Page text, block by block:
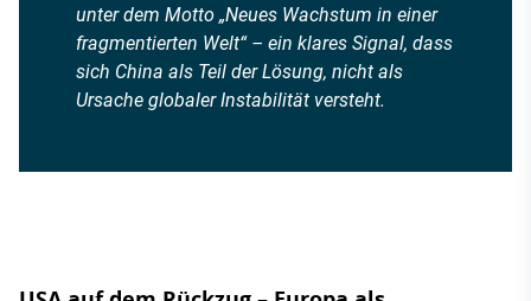
unter dem Motto „Neues Wachstum in einer
fragmentierten Welt“ – ein klares Signal, dass
sich China als Teil der Lösung, nicht als
Ursache globaler Instabilität versteht.